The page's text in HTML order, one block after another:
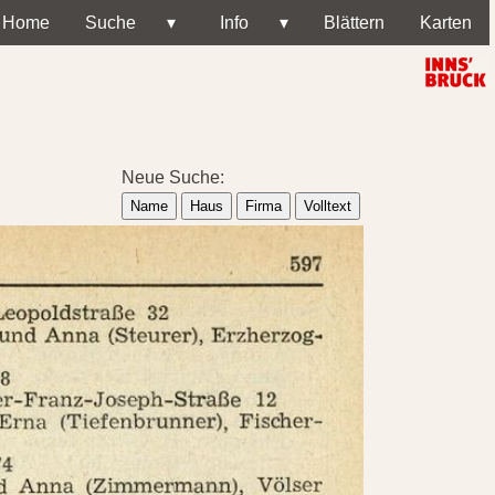
Home Suche ▾ Info ▾ Blättern Karten
Neue Suche:
Name Haus Firma Volltext